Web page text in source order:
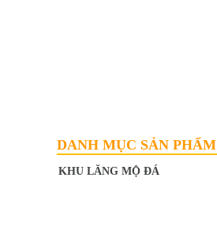
25.000.000 đ
DANH MỤC SẢN PHẨM
KHU LĂNG MỘ ĐÁ